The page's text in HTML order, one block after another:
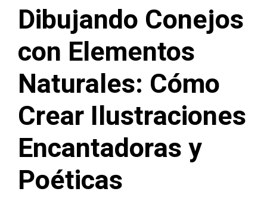
Dibujando Conejos
con Elementos
Naturales: Cómo
Crear Ilustraciones
Encantadoras y
Poéticas